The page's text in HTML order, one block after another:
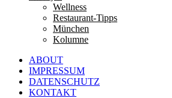
Wellness
Restaurant-Tipps
München
Kolumne
ABOUT
IMPRESSUM
DATENSCHUTZ
KONTAKT